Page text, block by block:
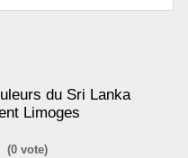
du Sri Lanka
Limoges
(0 vote)